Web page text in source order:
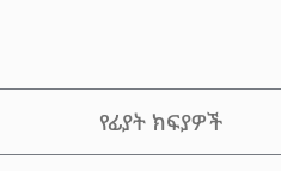
የፊያት ክፍያዎች